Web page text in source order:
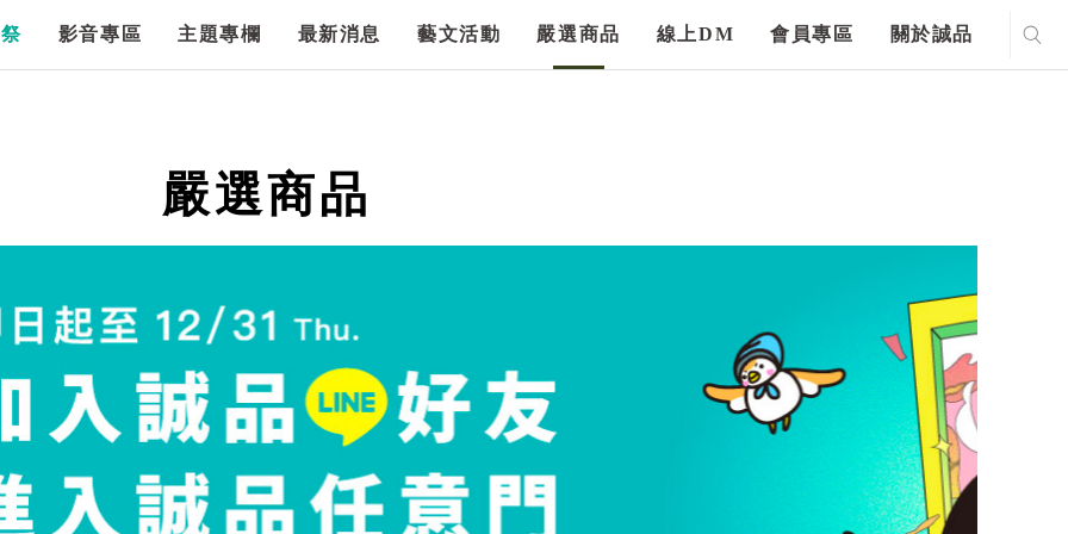
影音專區 主題專欄 最新消息 藝文活動 嚴選商品 線上DM 會員專區 關於誠品
嚴選商品